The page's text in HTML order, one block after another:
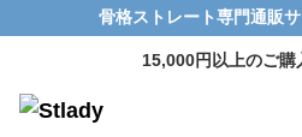
骨格ストレート専門通販
15,000円以上のご購